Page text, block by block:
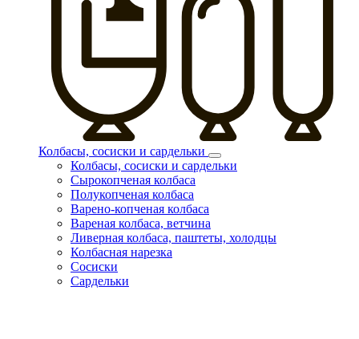
Колбасы, сосиски и сардельки
Колбасы, сосиски и сардельки
Сырокопченая колбаса
Полукопченая колбаса
Варено-копченая колбаса
Вареная колбаса, ветчина
Ливерная колбаса, паштеты, холодцы
Колбасная нарезка
Сосиски
Сардельки